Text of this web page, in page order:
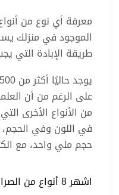
معرفة أي نوع من
الموجود في منزلك
طريقة الإبادة التي
على الرغم من أن
من الأنواع الأخرى
في اللون وفي
حجم ملي واحد، مع
اشهر 8 أنواع من الصراصير المنزلية